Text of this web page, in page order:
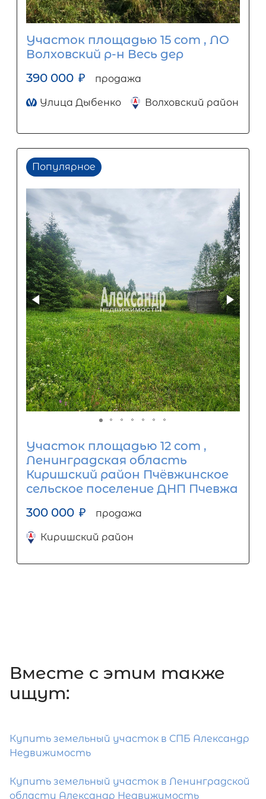
Участок площадью 15 сот , ЛО
Волховский р-н Весь дер
390 000 ₽ продажа
Улица Дыбенко Волховский район
Популярное
Участок площадью 12 сот ,
Ленинградская область
Киришский район Пчёвжинское
сельское поселение ДНП Пчевжа
300 000 ₽ продажа
Киришский район
Вместе c этим также
ищут:
Купить земельный участок в СПБ Александр
Недвижимость
Купить земельный участок в Ленинградской
области Александр Недвижимость